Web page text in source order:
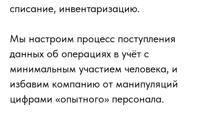
списание, инвентаризацию.
Мы настроим процесс поступления
данных об операциях в учёт с
минимальным участием человека, и
избавим компанию от манипуляций
цифрами «опытного» персонала.